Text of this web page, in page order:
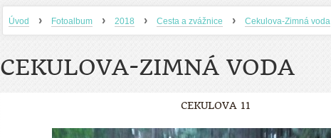
Úvod › Fotoalbum › 2018 › Cesta a zvážnice › Cekulova-Zimná voda
CEKULOVA-ZIMNÁ VODA
CEKULOVA 11